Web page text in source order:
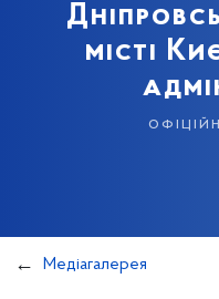
місті
Медіагалерея